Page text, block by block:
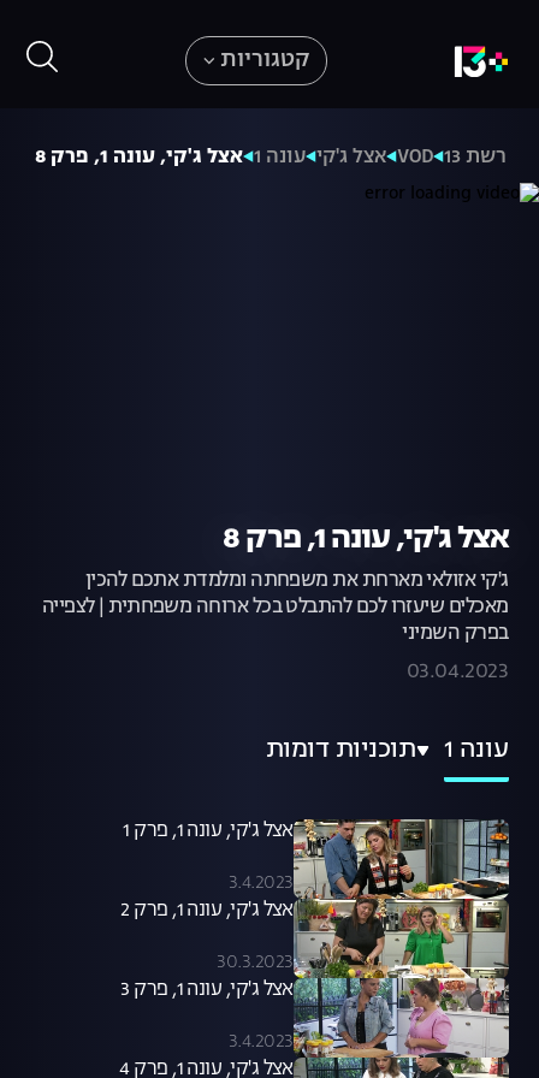
קטגוריות
רשת 13 VOD אצל ג'קי עונה 1 אצל ג'קי, עונה 1, פרק 8
אצל ג'קי, עונה 1, פרק 8
ג'קי אזולאי מארחת את משפחתה ומלמדת אתכם להכין
מאכלים שיעזרו לכם להתבלט בכל ארוחה משפחתית | לצפייה
בפרק השמיני
03.04.2023
עונה 1 תוכניות דומות
אצל ג'קי, עונה 1, פרק 1
3.4.2023
אצל ג'קי, עונה 1, פרק 2
30.3.2023
אצל ג'קי, עונה 1, פרק 3
3.4.2023
אצל ג'קי, עונה 1, פרק 4